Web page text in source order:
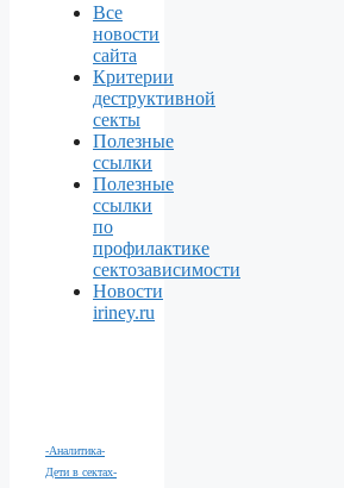
Все
новости
сайта
Критерии
деструктивной
секты
Полезные
ссылки
Полезные
ссылки
по
профилактике
сектозависимости
Новости
iriney.ru
-Аналитика-
Дети в сектах-